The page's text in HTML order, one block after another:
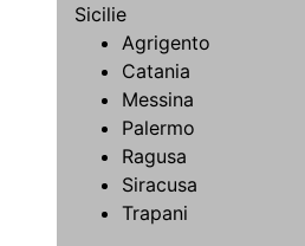
Sicilie
Agrigento
Catania
Messina
Palermo
Ragusa
Siracusa
Trapani